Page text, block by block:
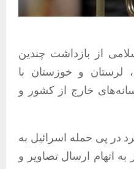
از بازداشت چندین
لرستان و خوزستان با
خارج از کشور و
در پی حمله اسرائیل به
اتهام ارسال تصاویر و